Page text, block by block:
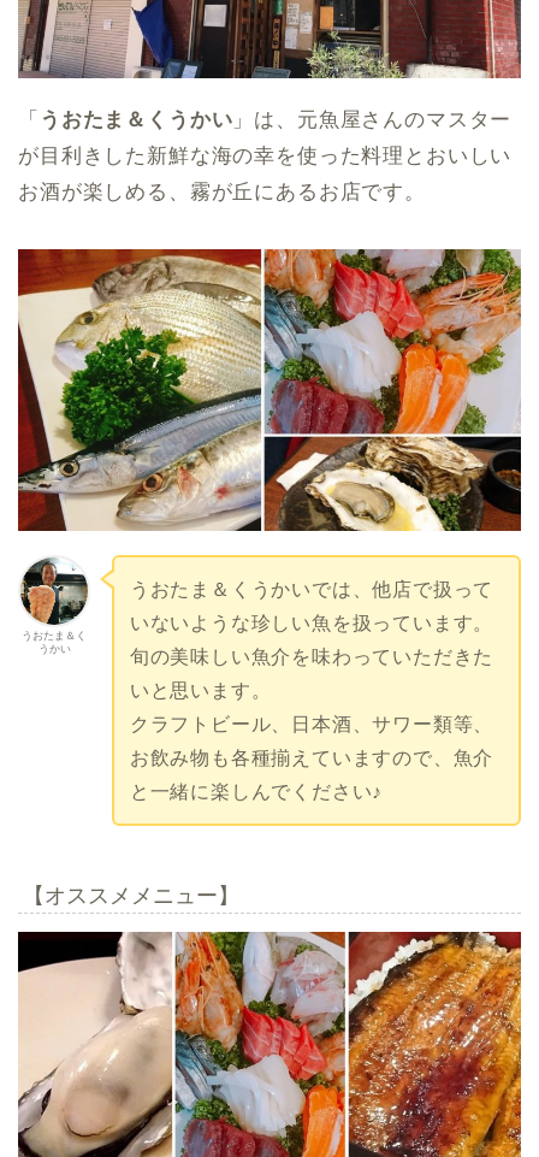
「 うおたま＆くうかい 」は、元魚屋さんのマスター
が目利きした新鮮な海の幸を使った料理とおいしい
お酒が楽しめる、霧が丘にあるお店です。
うおたま＆く
うかい
うおたま＆くうかいでは、他店で扱って
いないような珍しい魚を扱っています。
旬の美味しい魚介を味わっていただきた
いと思います。
クラフトビール、日本酒、サワー類等、
お飲み物も各種揃えていますので、魚介
と一緒に楽しんでください♪
【オススメメニュー】